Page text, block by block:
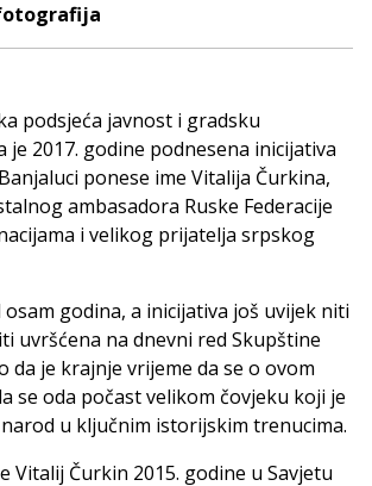
podsjeća javnost i gradsku
je 2017. godine podnesena inicijativa
ponese ime Vitalija Čurkina,
ambasadora Ruske Federacije
i velikog prijatelja srpskog
osam godina, a inicijativa još uvijek niti
uvršćena na dnevni red Skupštine
da je krajnje vrijeme da se o ovom
se oda počast velikom čovjeku koji je
u ključnim istorijskim trenucima.
Vitalij Čurkin 2015. godine u Savjetu